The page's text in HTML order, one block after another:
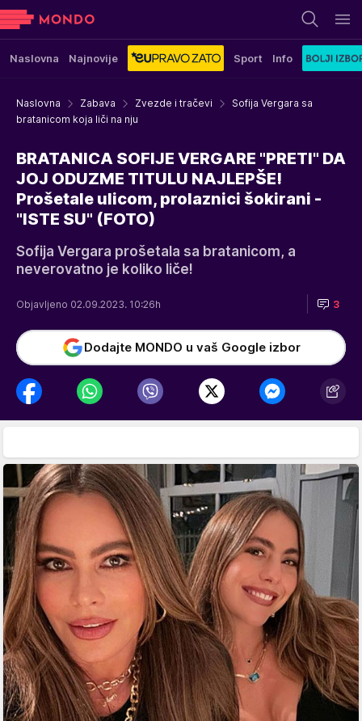
Naslovna Najnovije Sport Info
Naslovna Zabava Zvezde i tračevi
Sofija Vergara sa
bratanicom koja liči na nju
BRATANICA SOFIJE VERGARE "PRETI" DA
JOJ ODUZME TITULU NAJLEPŠE!
Prošetale ulicom, prolaznici šokirani -
"ISTE SU" (FOTO)
Sofija Vergara prošetala sa bratanicom, a
neverovatno je koliko liče!
Objavljeno 02.09.2023. 10:26h 3
Dodajte MONDO u vaš Google izbor